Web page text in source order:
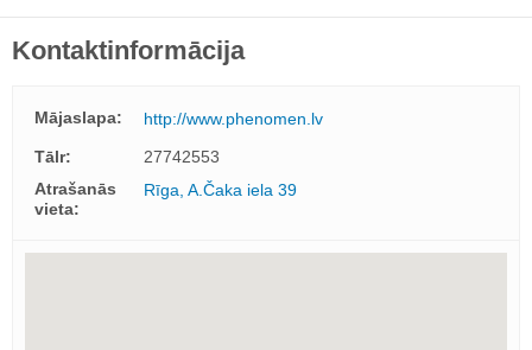
Kontaktinformācija
Mājaslapa:
http://www.phenomen.lv
Tālr:
27742553
Atrašanās
vieta:
Rīga, A.Čaka iela 39